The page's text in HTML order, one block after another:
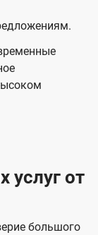
услуг от
большого